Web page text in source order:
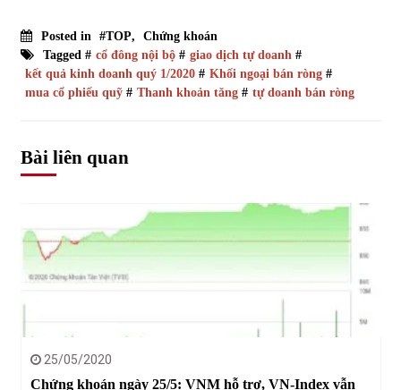
Posted in #TOP,
Chứng khoán
Tagged # cổ đông nội bộ# giao dịch tự doanh#
kết quả kinh doanh quý 1/2020# Khối ngoại bán ròng#
mua cổ phiếu quỹ# Thanh khoản tăng# tự doanh bán ròng
Bài liên quan
25/05/2020
Chứng khoán ngày 25/5: VNM hỗ trợ, VN-Index vẫn